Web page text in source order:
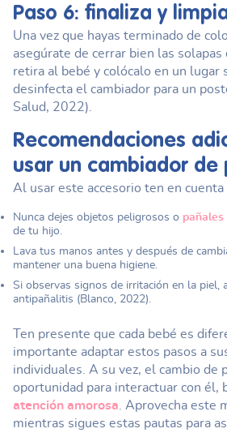
Paso 6: finaliza y
Una vez que hayas terminado de
asegúrate de cerrar bien las solapas
retira al bebé y colócalo en un lugar
desinfecta el cambiador para un
Salud, 2022).
Recomendaciones
usar un cambiador de
Al usar este accesorio ten en
Nunca dejes objetos peligrosos o pañales
de tu hijo.
Lava tus manos antes y después de
mantener una buena higiene.
Si observas signos de irritación en la piel,
antipañalitis (Blanco, 2022).
Ten presente que cada bebé es
importante adaptar estos pasos a
individuales. A su vez, el cambio de
oportunidad para interactuar con él,
atención amorosa . Aprovecha este
mientras sigues estas pautas para